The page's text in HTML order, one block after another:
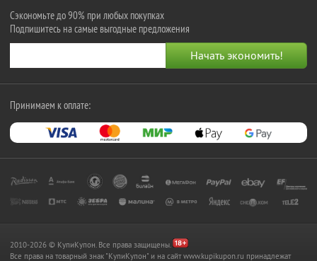
Сэкономьте до 90% при любых покупках
Подпишитесь на самые выгодные предложения
Принимаем к оплате:
2010-2026 © КупиКупон. Все права защищены.
Все права на товарный знак "КупиКупон" и на сайт www.kupikupon.ru принадлежат